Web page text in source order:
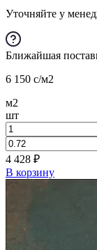
Уточняйте у
Ближайшая
6 150 c/м2
м2
шт
4 428 ₽
В корзину